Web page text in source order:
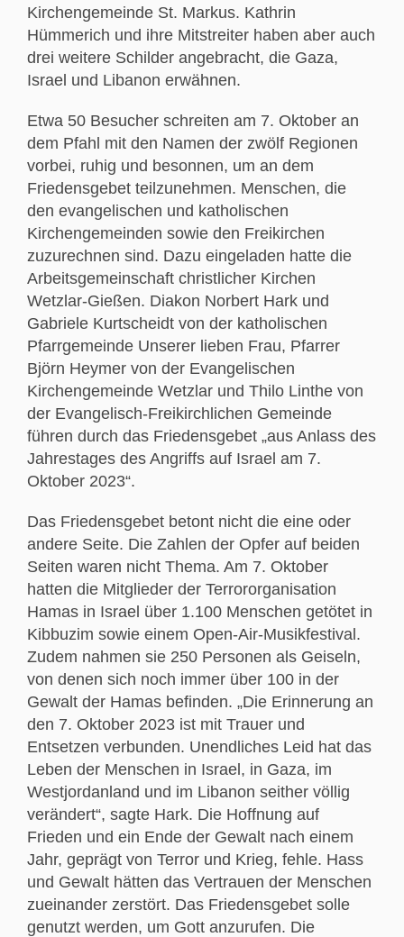
Kirchengemeinde St. Markus. Kathrin
Hümmerich und ihre Mitstreiter haben aber auch
drei weitere Schilder angebracht, die Gaza,
Israel und Libanon erwähnen.
Etwa 50 Besucher schreiten am 7. Oktober an
dem Pfahl mit den Namen der zwölf Regionen
vorbei, ruhig und besonnen, um an dem
Friedensgebet teilzunehmen. Menschen, die
den evangelischen und katholischen
Kirchengemeinden sowie den Freikirchen
zuzurechnen sind. Dazu eingeladen hatte die
Arbeitsgemeinschaft christlicher Kirchen
Wetzlar-Gießen. Diakon Norbert Hark und
Gabriele Kurtscheidt von der katholischen
Pfarrgemeinde Unserer lieben Frau, Pfarrer
Björn Heymer von der Evangelischen
Kirchengemeinde Wetzlar und Thilo Linthe von
der Evangelisch-Freikirchlichen Gemeinde
führen durch das Friedensgebet „aus Anlass des
Jahrestages des Angriffs auf Israel am 7.
Oktober 2023“.
Das Friedensgebet betont nicht die eine oder
andere Seite. Die Zahlen der Opfer auf beiden
Seiten waren nicht Thema. Am 7. Oktober
hatten die Mitglieder der Terrororganisation
Hamas in Israel über 1.100 Menschen getötet in
Kibbuzim sowie einem Open-Air-Musikfestival.
Zudem nahmen sie 250 Personen als Geiseln,
von denen sich noch immer über 100 in der
Gewalt der Hamas befinden. „Die Erinnerung an
den 7. Oktober 2023 ist mit Trauer und
Entsetzen verbunden. Unendliches Leid hat das
Leben der Menschen in Israel, in Gaza, im
Westjordanland und im Libanon seither völlig
verändert“, sagte Hark. Die Hoffnung auf
Frieden und ein Ende der Gewalt nach einem
Jahr, geprägt von Terror und Krieg, fehle. Hass
und Gewalt hätten das Vertrauen der Menschen
zueinander zerstört. Das Friedensgebet solle
genutzt werden, um Gott anzurufen. Die